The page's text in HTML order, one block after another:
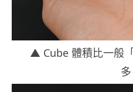
▲ Cube 體積比一般
多